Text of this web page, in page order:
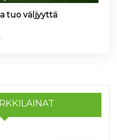
tuo väljyyttä